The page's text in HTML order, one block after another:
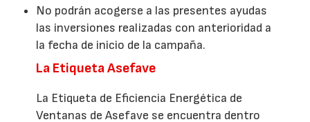
No podrán acogerse a las presentes ayudas
las inversiones realizadas con anterioridad a
la fecha de inicio de la campaña.
La Etiqueta Asefave
La Etiqueta de Eficiencia Energética de
Ventanas de Asefave se encuentra dentro